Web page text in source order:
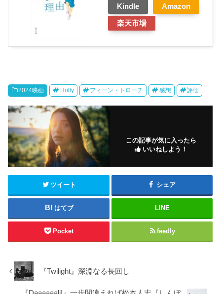
Kindle Amazon
楽天市場
2024映画 Holly フィーン・トローチ 感想 評価
この記事が気に入ったら
いいねしよう！
ツイート シェア
はてブ LINE
Pocket feedly
『Twilight』深淵なる長回し